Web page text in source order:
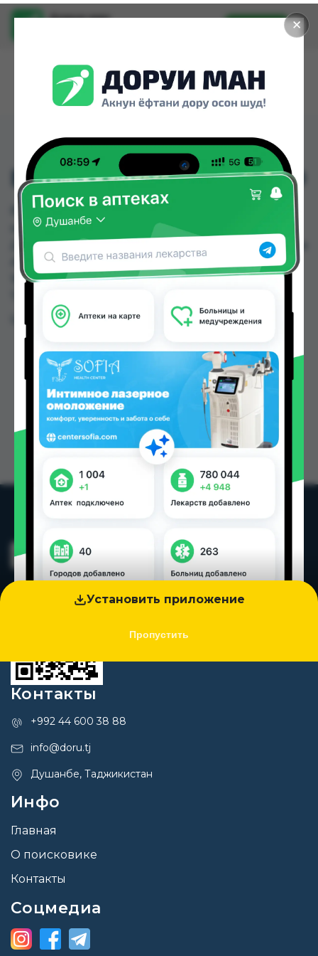
✕
Установить приложение
Пропустить
Доруи ман
Установить
ВИТАМИН Е 200МГ №10
ВИТАМИН Е 200МГ №10 можно купить или
заказать в аптеках, Саховати Истаравшан, GS
Дорухона, Авиценна, Амирӣ, Аптека + 24/7, Аптека
АХРОМ, Аптека Вита по цене от 1.70 TJS до
184.00 TJS в Душанбе и других городах
Цена: от1.70 TJS
Контакты
+992 44 600 38 88
info@doru.tj
Душанбе, Таджикистан
Инфо
Главная
О поисковике
Контакты
Соцмедиа